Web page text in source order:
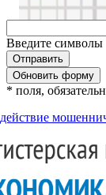
Введите символы
Обновить форму
* поля,